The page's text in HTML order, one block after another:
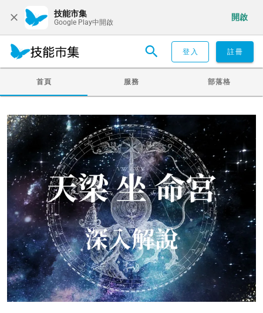
技能市集
Google Play中開啟
開啟
登入 註冊
首頁 服務 部落格